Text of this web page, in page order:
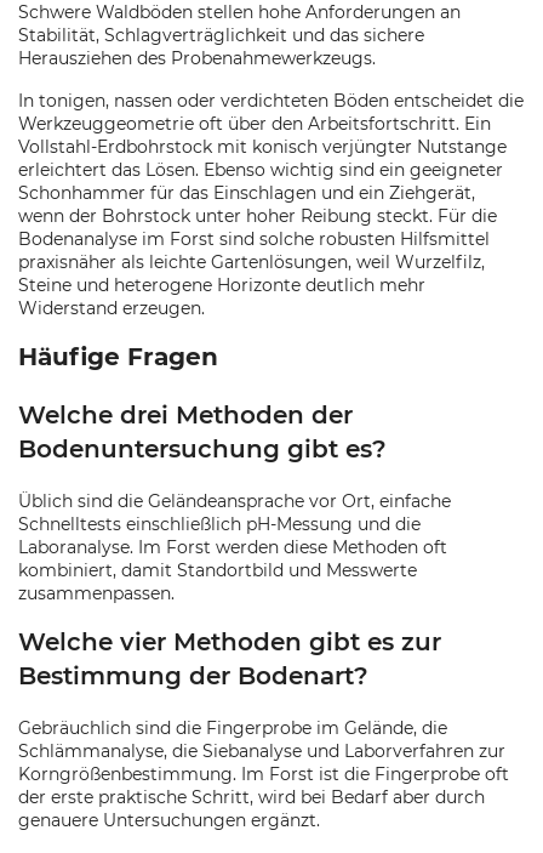
Schwere Waldböden stellen hohe Anforderungen an
Stabilität, Schlagverträglichkeit und das sichere
Herausziehen des Probenahmewerkzeugs.
In tonigen, nassen oder verdichteten Böden entscheidet die
Werkzeuggeometrie oft über den Arbeitsfortschritt. Ein
Vollstahl-Erdbohrstock mit konisch verjüngter Nutstange
erleichtert das Lösen. Ebenso wichtig sind ein geeigneter
Schonhammer für das Einschlagen und ein Ziehgerät,
wenn der Bohrstock unter hoher Reibung steckt. Für die
Bodenanalyse im Forst sind solche robusten Hilfsmittel
praxisnäher als leichte Gartenlösungen, weil Wurzelfilz,
Steine und heterogene Horizonte deutlich mehr
Widerstand erzeugen.
Häufige Fragen
Welche drei Methoden der
Bodenuntersuchung gibt es?
Üblich sind die Geländeansprache vor Ort, einfache
Schnelltests einschließlich pH-Messung und die
Laboranalyse. Im Forst werden diese Methoden oft
kombiniert, damit Standortbild und Messwerte
zusammenpassen.
Welche vier Methoden gibt es zur
Bestimmung der Bodenart?
Gebräuchlich sind die Fingerprobe im Gelände, die
Schlämmanalyse, die Siebanalyse und Laborverfahren zur
Korngrößenbestimmung. Im Forst ist die Fingerprobe oft
der erste praktische Schritt, wird bei Bedarf aber durch
genauere Untersuchungen ergänzt.